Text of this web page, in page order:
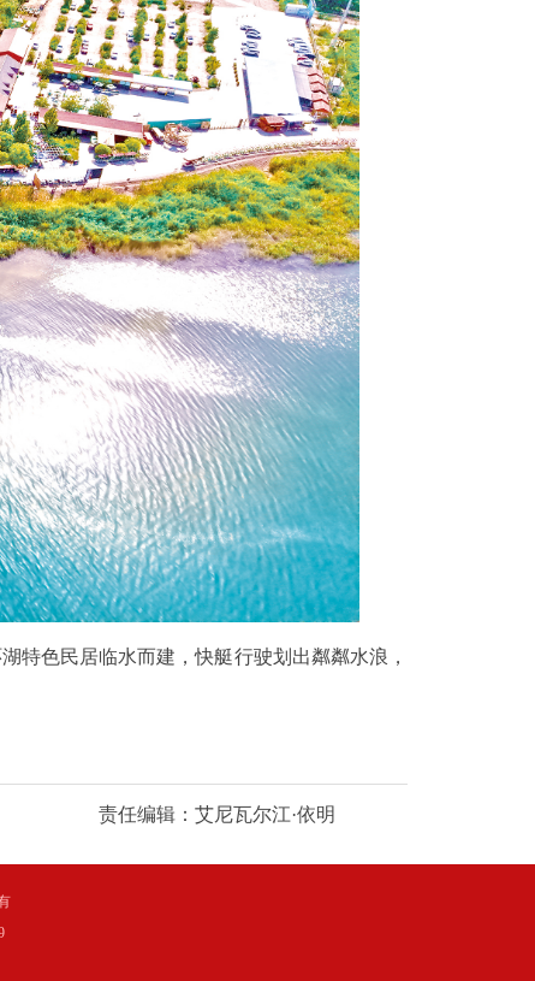
色民居临水而建，快艇行驶划出粼粼水浪，
责任编辑：艾尼瓦尔江·依明